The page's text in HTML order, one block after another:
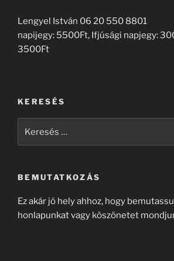
Lengyel István 06 20 550
napijegy: 5500Ft, Ifjúsági napjegy:
3500Ft
KERESÉS
BEMUTATKOZÁS
Ez akár jó hely ahhoz, hogy
honlapunkat vagy köszönetet